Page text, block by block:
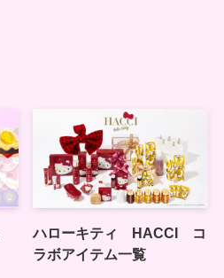
ハローキティ HACCI コ
ラボアイテム一覧